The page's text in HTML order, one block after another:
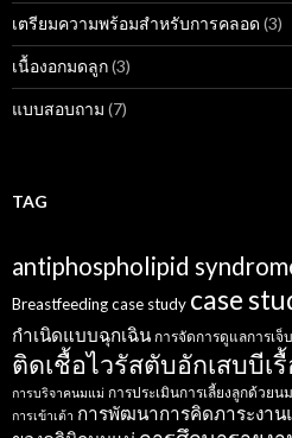
เตรียมความพร้อมสำหรับการคลอด (3)
เนื้องอกมดลูก(3)
แบบสอบถาม (7)
TAG
antiphospholipid
Breastfeeding case study case
กำเนิดแบบฉุกเฉิน การจัดการดูแลการเ
ติดเชื้อไวรัสตับอักเสบบีเ
การบริจาคนมแม่ การประเมินการเลี้ยงลูกด้วยน
การเข้าเต้า การพัฒนาการคิดภาระงา